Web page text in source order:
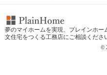
©
夢のマイホームを実現、 プレインホー
文住宅をつくる工務店にご相談くださ